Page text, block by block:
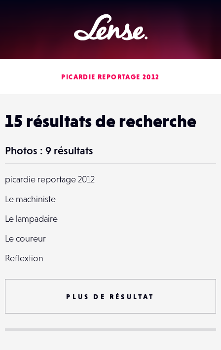
Lense
PICARDIE REPORTAGE 2012
15 résultats de recherche
Photos : 9 résultats
picardie reportage 2012
Le machiniste
Le lampadaire
Le coureur
Reflextion
De l'espace.
PLUS DE RÉSULTAT